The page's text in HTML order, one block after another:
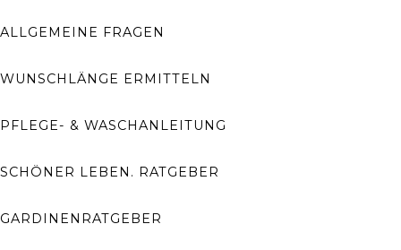
ALLGEMEINE FRAGEN
WUNSCHLÄNGE ERMITTELN
PFLEGE- & WASCHANLEITUNG
SCHÖNER LEBEN. RATGEBER
GARDINENRATGEBER